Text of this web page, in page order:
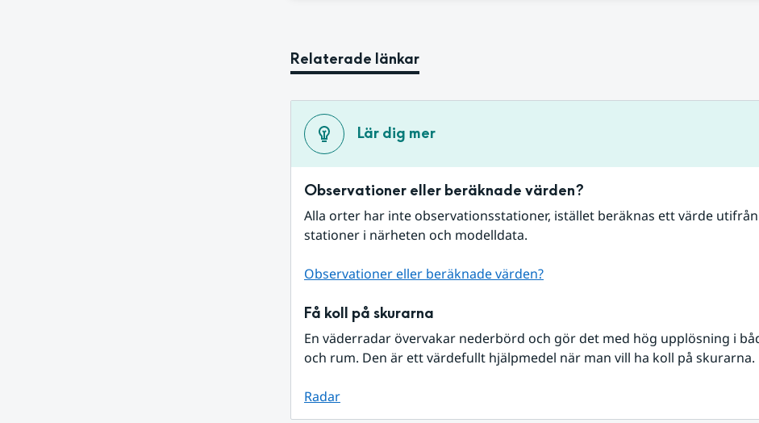
Relaterade länkar
Lär dig mer
Observationer eller beräknade värden?
Alla orter har inte observationsstationer, istället beräknas ett värde utifrån
stationer i närheten och modelldata.
Observationer eller beräknade värden?
Få koll på skurarna
En väderradar övervakar nederbörd och gör det med hög upplösning i
och rum. Den är ett värdefullt hjälpmedel när man vill ha koll på skurarna.
Radar